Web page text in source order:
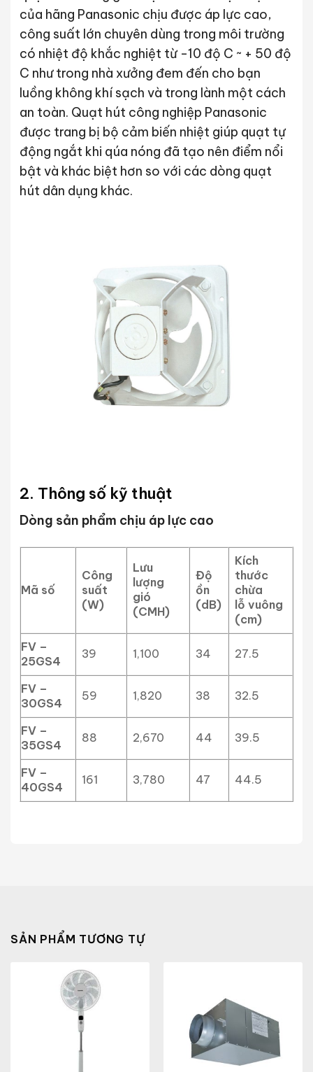
của hãng Panasonic chịu được áp lực cao,
công suất lớn chuyên dùng trong môi trường
có nhiệt độ khắc nghiệt từ -10 độ C ~ + 50 độ
C như trong nhà xưởng đem đến cho bạn
luồng không khí sạch và trong lành một cách
an toàn. Quạt hút công nghiệp Panasonic
được trang bị bộ cảm biến nhiệt giúp quạt tự
động ngắt khi qúa nóng đã tạo nên điểm nổi
bật và khác biệt hơn so với các dòng quạt
hút dân dụng khác.
2. Thông số kỹ thuật
Dòng sản phẩm chịu áp lực cao
Mã số
Công
suất
(W)
Lưu
lượng
gió
(CMH)
Độ
ồn
(dB)
Kích
thước
chừa
lỗ vuông
(cm)
FV –
25GS4
39 1,100 34 27.5
FV –
30GS4
59 1,820 38 32.5
FV –
35GS4
88 2,670 44 39.5
FV –
40GS4
161 3,780 47 44.5
SẢN PHẨM TƯƠNG TỰ